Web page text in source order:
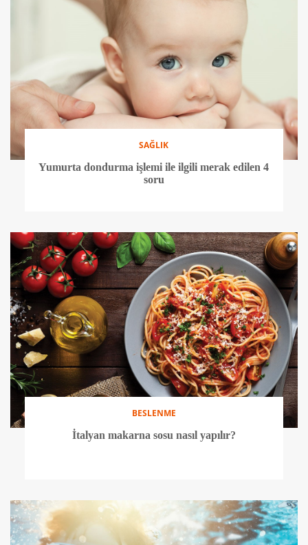
SAĞLIK
Yumurta dondurma işlemi ile ilgili merak edilen 4
soru
BESLENME
İtalyan makarna sosu nasıl yapılır?